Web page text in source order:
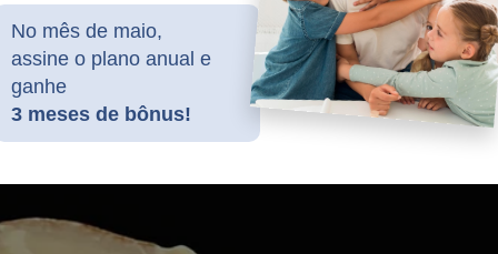
No mês de maio,
assine o plano anual e
ganhe
3 meses de bônus!